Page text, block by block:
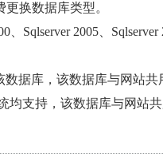
更换数据库类型。
、Sqlserver 2005、
数据库，该数据库与网站
均支持，该数据库与网站